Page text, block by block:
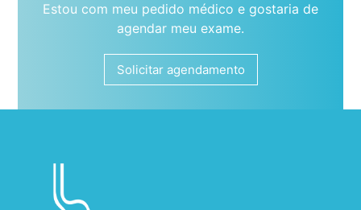
Estou com meu pedido médico e gostaria de
agendar meu exame.
Solicitar agendamento